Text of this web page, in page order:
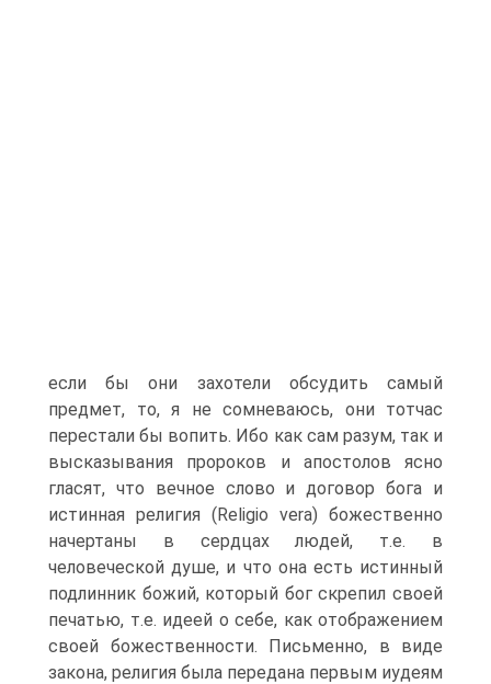
если бы они захотели обсудить самый
предмет, то, я не сомневаюсь, они тотчас
перестали бы вопить. Ибо как сам разум, так и
высказывания пророков и апостолов ясно
гласят, что вечное слово и договор бога и
истинная религия (Religio vera) божественно
начертаны в сердцах людей, т.е. в
человеческой душе, и что она есть истинный
подлинник божий, который бог скрепил своей
печатью, т.е. идеей о себе, как отображением
своей божественности. Письменно, в виде
закона, религия была передана первым иудеям